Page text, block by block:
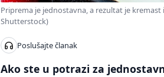
Priprema je jednostavna, a rezultat je
Shutterstock)
Poslušajte članak
Ako ste u potrazi za